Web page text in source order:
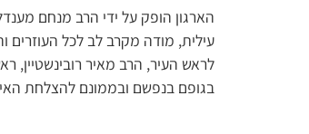
הארגון הופק על ידי הרב מנחם
עילית, מודה מקרב לב לכל העוזרים
לראש העיר, הרב מאיר רובינשטיין,
בגופם בנפשם ובממונם להצלחת